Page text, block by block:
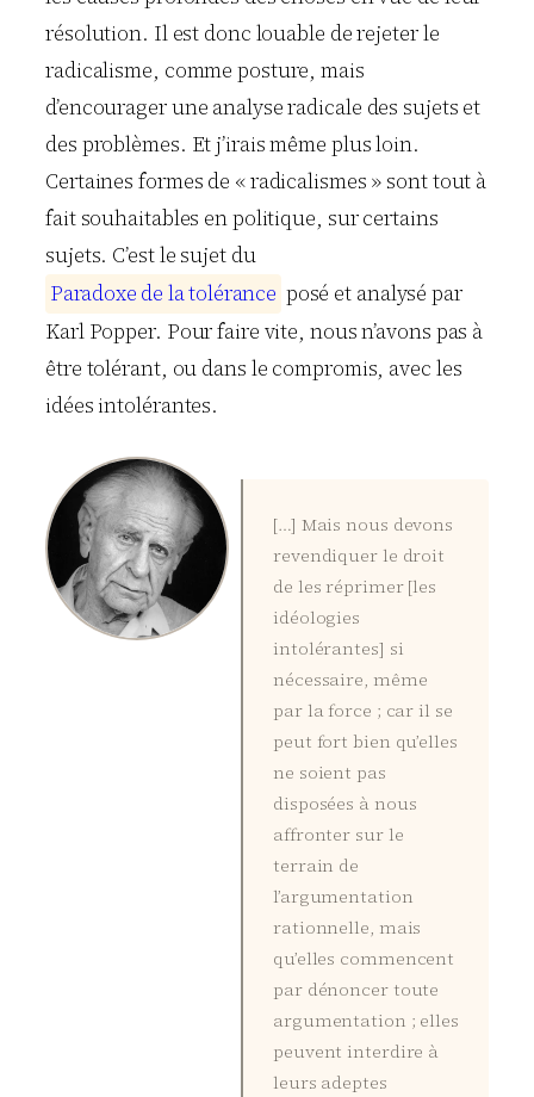
résolution. Il est donc louable de rejeter le
radicalisme, comme posture, mais
d’encourager une analyse radicale des sujets et
des problèmes. Et j’irais même plus loin.
Certaines formes de « radicalismes » sont tout à
fait souhaitables en politique, sur certains
sujets. C’est le sujet du
Paradoxe de latolérance posé et analysé par
Karl Popper. Pour faire vite, nous n’avons pas à
être tolérant, ou dans le compromis, avec les
idées intolérantes.
[…] Mais nous devons
revendiquer le droit
de les réprimer [les
idéologies
intolérantes] si
nécessaire, même
par la force ; car il se
peut fort bien qu’elles
ne soient pas
disposées à nous
affronter sur le
terrain de
l’argumentation
rationnelle, mais
qu’elles commencent
par dénoncer toute
argumentation ; elles
peuvent interdire à
leurs adeptes